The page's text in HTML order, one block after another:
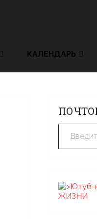
КАЛЕНДАРЬ
Введите адрес электронной почты…